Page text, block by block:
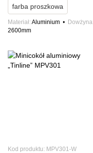
farba proszkowa
Materiał Aluminium
Dowżyna
2600mm
Kod produktu: MPV301-W